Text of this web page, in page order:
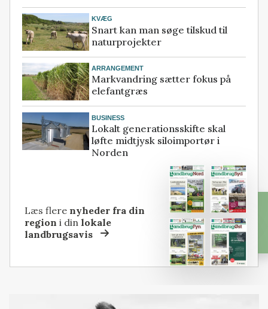
KVÆG
Snart kan man søge tilskud til
naturprojekter
ARRANGEMENT
Markvandring sætter fokus på
elefantgræs
BUSINESS
Lokalt generationsskifte skal
løfte midtjysk siloimportør i
Norden
Læs flere nyheder fra din
region i dinlokale
landbrugsavis